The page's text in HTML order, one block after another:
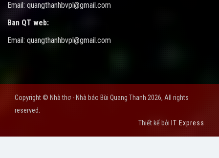
Email: quangthanhbvpl@gmail.com
Ban QT web:
Email: quangthanhbvpl@gmail.com
Copyright © Nhà thơ - Nhà báo Bùi Quang Thanh 2026, All rights
reserved.
Thiết kế bởi IT Express